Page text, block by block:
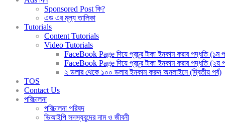
Sponsored Post কি?
এড এর মূল্য তালিকা
Tutorials
Content Tutorials
Video Tutorials
FaceBook Page দিয়ে প্রচুর টাকা ইনকাম করার পদ্ধতি (১ম
FaceBook Page দিয়ে প্রচুর টাকা ইনকাম করার পদ্ধতি (২য়
২ ডলার থেকে ১০০ ডলার ইনকাম করুন অনলাইনে (দ্বিতীয় পর্ব)
TOS
Contact Us
পরিচালনা
পরিচালনা পরিষদ
ভিআইপি সদস্যবৃন্দের নাম ও জীবনী